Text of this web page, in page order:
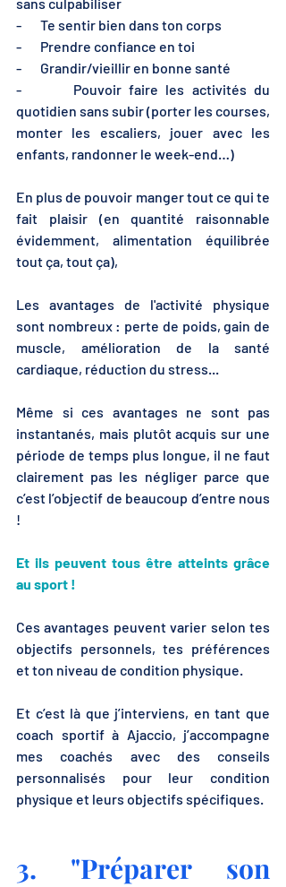
-       Te sentir bien dans ton corps
-       Prendre confiance en toi
-       Grandir/vieillir en bonne santé
-       Pouvoir faire les activités du
quotidien sans subir (porter les courses,
monter les escaliers, jouer avec les
enfants, randonner le week-end…)
En plus de pouvoir manger tout ce qui te
fait plaisir (en quantité raisonnable
évidemment, alimentation équilibrée
tout ça, tout ça),
Les avantages de l'activité physique
sont nombreux : perte de poids, gain de
muscle, amélioration de la santé
cardiaque, réduction du stress...
Même si ces avantages ne sont pas
instantanés, mais plutôt acquis sur une
période de temps plus longue, il ne faut
clairement pas les négliger parce que
c’est l’objectif de beaucoup d’entre nous
!
Et ils peuvent tous être atteints grâce
au sport !
Ces avantages peuvent varier selon tes
objectifs personnels, tes préférences
et ton niveau de condition physique.
Et c’est là que j’interviens, en tant que
coach sportif à Ajaccio, j’accompagne
mes coachés avec des conseils
personnalisés pour leur condition
physique et leurs objectifs spécifiques.
3. "Préparer son